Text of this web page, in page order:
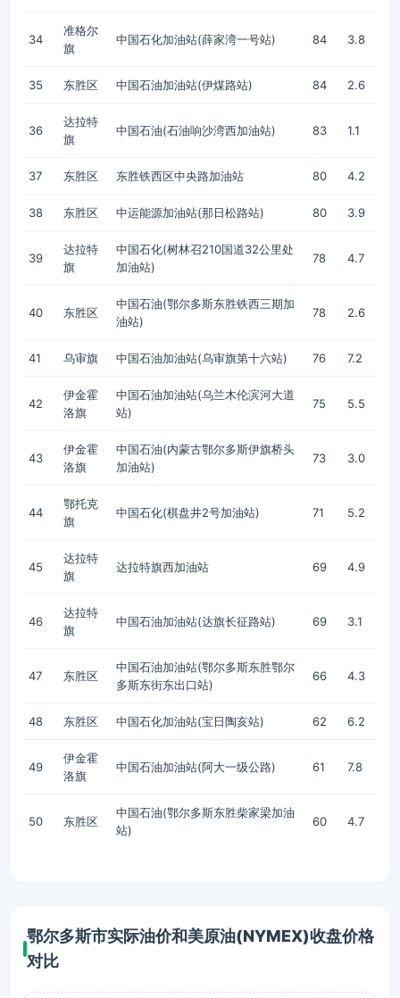
34
准格尔
旗
中国石化加油站(薛家湾一号站) 84 3.8
35 东胜区 中国石油加油站(伊煤路站) 84 2.6
36
达拉特
旗
中国石油(石油响沙湾西加油站) 83 1.1
37 东胜区 东胜铁西区中央路加油站 80 4.2
38 东胜区 中运能源加油站(那日松路站) 80 3.9
39
达拉特
旗
中国石化(树林召210国道32公里处
加油站)
78 4.7
40 东胜区
中国石油(鄂尔多斯东胜铁西三期加
油站)
78 2.6
41 乌审旗 中国石油加油站(乌审旗第十六站) 76 7.2
42
伊金霍
洛旗
中国石油加油站(乌兰木伦滨河大道
站)
75 5.5
43
伊金霍
洛旗
中国石油(内蒙古鄂尔多斯伊旗桥头
加油站)
73 3.0
44
鄂托克
旗
中国石化(棋盘井2号加油站) 71 5.2
45
达拉特
旗
达拉特旗西加油站 69 4.9
46
达拉特
旗
中国石油加油站(达旗长征路站) 69 3.1
47 东胜区
中国石油加油站(鄂尔多斯东胜鄂尔
多斯东街东出口站)
66 4.3
48 东胜区 中国石化加油站(宝日陶亥站) 62 6.2
49
伊金霍
洛旗
中国石油加油站(阿大一级公路) 61 7.8
50 东胜区
中国石油(鄂尔多斯东胜柴家梁加油
站)
60 4.7
鄂尔多斯市实际油价和美原油(NYMEX)收盘价格
对比